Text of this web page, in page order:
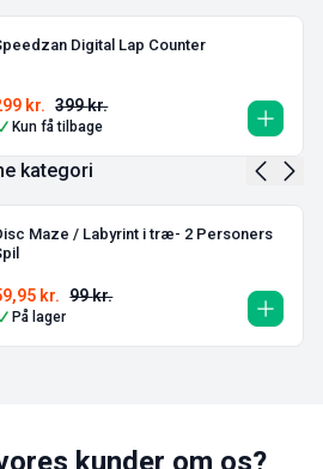
Digital Lap Counter
399kr.
kr.
Kun få tilbage
kategori
Maze / Labyrint i træ- 2 Personers
99kr.
kr.
På lager
kunder om os?